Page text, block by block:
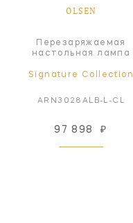
OLSEN
Перезаряжаемая
настольная лампа
Signature Collection
ARN3028ALB-L-CL
97 898 ₽